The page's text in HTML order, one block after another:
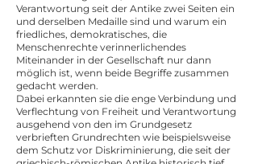
Verantwortung seit der Antike zwei Seiten ein
und derselben Medaille sind und warum ein
friedliches, demokratisches, die
Menschenrechte verinnerlichendes
Miteinander in der Gesellschaft nur dann
möglich ist, wenn beide Begriffe zusammen
gedacht werden.
Dabei erkannten sie die enge Verbindung und
Verflechtung von Freiheit und Verantwortung
ausgehend von den im Grundgesetz
verbrieften Grundrechten wie beispielsweise
dem Schutz vor Diskriminierung, die seit der